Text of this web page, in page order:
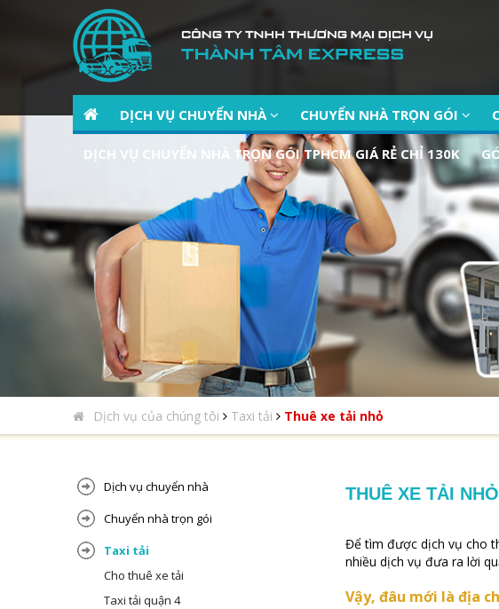
DỊCH VỤ CHUYỂN NHÀ CHUYỂN NHÀ TRỌN GÓI
DỊCH VỤ CHUYỂN NHÀ TRỌN GÓI TPHCM GIÁ RẺ CHỈ 130K
Dịch vụ của chúng tôi Taxi tải Thuê xe tải nhỏ
Dịch vụ chuyển nhà
Chuyển nhà trọn gói
Taxi tải
Cho thuê xe tải
Taxi tải quận 4
THUÊ XE TẢI NHỎ
Để tìm được dịch vụ cho
nhiều dịch vụ đưa ra lời
Vậy, đâu mới là địa